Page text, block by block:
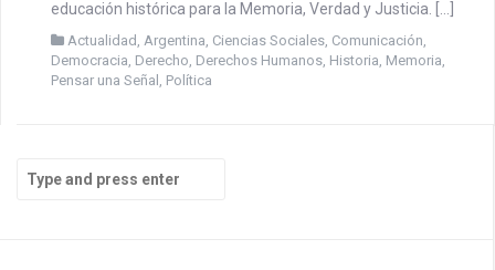
educación histórica para la Memoria, Verdad y Justicia. […]
Actualidad , Argentina, Ciencias Sociales, Comunicación,
Democracia, Derecho, Derechos Humanos, Historia, Memoria,
Pensar una Señal , Política